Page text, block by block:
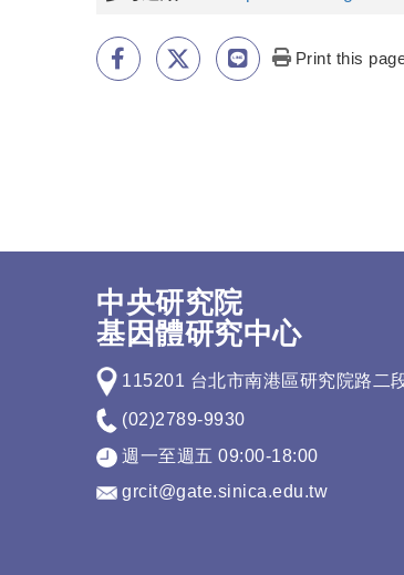
Print this
中央研究院
基因體研究中心
115201 台北市南港區研究院路二
(02)2789-9930
週一至週五 09:00-18:00
grcit@gate.sinica.edu.tw